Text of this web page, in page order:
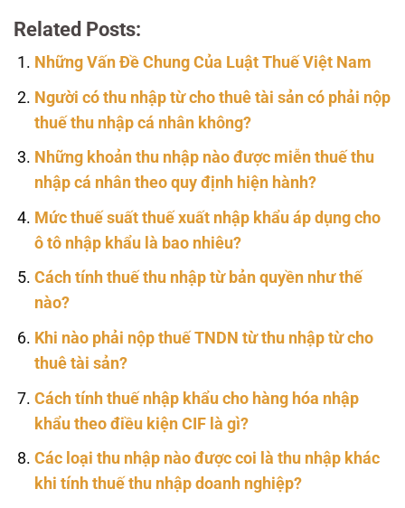
Related Posts:
Những Vấn Đề Chung Của Luật Thuế Việt Nam
Người có thu nhập từ cho thuê tài sản có phải nộp
thuế thu nhập cá nhân không?
Những khoản thu nhập nào được miễn thuế thu
nhập cá nhân theo quy định hiện hành?
Mức thuế suất thuế xuất nhập khẩu áp dụng cho
ô tô nhập khẩu là bao nhiêu?
Cách tính thuế thu nhập từ bản quyền như thế
nào?
Khi nào phải nộp thuế TNDN từ thu nhập từ cho
thuê tài sản?
Cách tính thuế nhập khẩu cho hàng hóa nhập
khẩu theo điều kiện CIF là gì?
Các loại thu nhập nào được coi là thu nhập khác
khi tính thuế thu nhập doanh nghiệp?